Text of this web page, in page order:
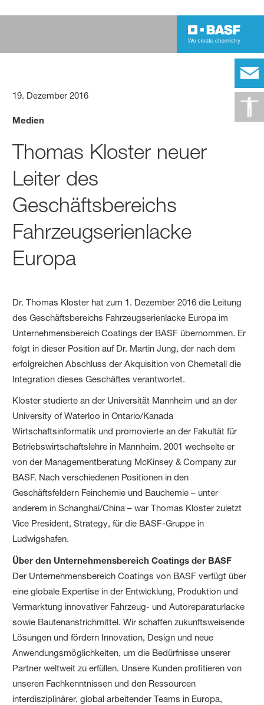
19. Dezember 2016
Medien
Thomas Kloster neuer
Leiter des
Geschäftsbereichs
Fahrzeugserienlacke
Europa
Dr. Thomas Kloster hat zum 1. Dezember 2016 die Leitung
des Geschäftsbereichs Fahrzeugserienlacke Europa im
Unternehmensbereich Coatings der BASF übernommen. Er
folgt in dieser Position auf Dr. Martin Jung, der nach dem
erfolgreichen Abschluss der Akquisition von Chemetall die
Integration dieses Geschäftes verantwortet.
Kloster studierte an der Universität Mannheim und an der
University of Waterloo in Ontario/Kanada
Wirtschaftsinformatik und promovierte an der Fakultät für
Betriebswirtschaftslehre in Mannheim. 2001 wechselte er
von der Managementberatung McKinsey & Company zur
BASF. Nach verschiedenen Positionen in den
Geschäftsfeldern Feinchemie und Bauchemie – unter
anderem in Schanghai/China – war Thomas Kloster zuletzt
Vice President, Strategy, für die BASF-Gruppe in
Ludwigshafen.
Über den Unternehmensbereich Coatings der BASF
Der Unternehmensbereich Coatings von BASF verfügt über
eine globale Expertise in der Entwicklung, Produktion und
Vermarktung innovativer Fahrzeug- und Autoreparaturlacke
sowie Bautenanstrichmittel. Wir schaffen zukunftsweisende
Lösungen und fördern Innovation, Design und neue
Anwendungsmöglichkeiten, um die Bedürfnisse unserer
Partner weltweit zu erfüllen. Unsere Kunden profitieren von
unseren Fachkenntnissen und den Ressourcen
interdisziplinärer, global arbeitender Teams in Europa,